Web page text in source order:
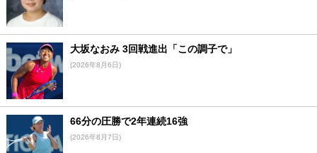
大坂なおみ 3回戦進出「この調子で」
(2026年8月6日)
66分の圧勝で2年連続16強
(2026年8月7日)